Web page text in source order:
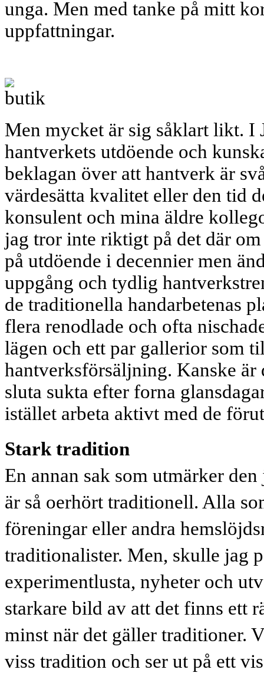
unga. Men med tanke på mitt
uppfattningar.
Men mycket är sig såklart likt. I
hantverkets utdöende och
beklagan över att hantverk är
värdesätta kvalitet eller den tid
konsulent och mina äldre
jag tror inte riktigt på det där
på utdöende i decennier men
uppgång och tydlig
de traditionella handarbetenas
flera renodlade och ofta
lägen och ett par gallerior som
hantverksförsäljning. Kanske är
sluta sukta efter forna
istället arbeta aktivt med de
Stark tradition
En annan sak som utmärker
är så oerhört traditionell. Alla
föreningar eller andra
traditionalister. Men, skulle jag
experimentlusta, nyheter och
starkare bild av att det finns ett
minst när det gäller traditioner.
viss tradition och ser ut på ett